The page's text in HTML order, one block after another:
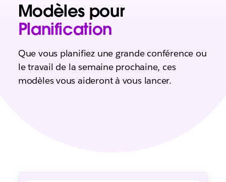
Modèles pour
Planification
Que vous planifiez une grande conférence ou
le travail de la semaine prochaine, ces
modèles vous aideront à vous lancer.